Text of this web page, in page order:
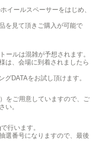
イールスペーサーをはじめ、
を見て頂きご購入が可能で
ールは混雑が予想されます。
は、会場に到着されましたら
DATAをお試し頂けます。
をご用意していますので、ご
い。
行います。
選番号になりますので、最後